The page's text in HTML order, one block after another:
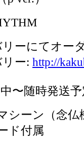
ーにてオー
ー: http://
〜随時発送
シーン（念仏
ド付属